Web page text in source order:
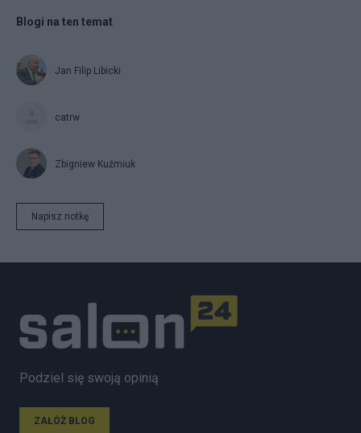
Blogi na ten temat
Jan Filip Libicki
catrw
Zbigniew Kuźmiuk
Napisz notkę
Podziel się swoją opinią
ZAŁÓŻ BLOG